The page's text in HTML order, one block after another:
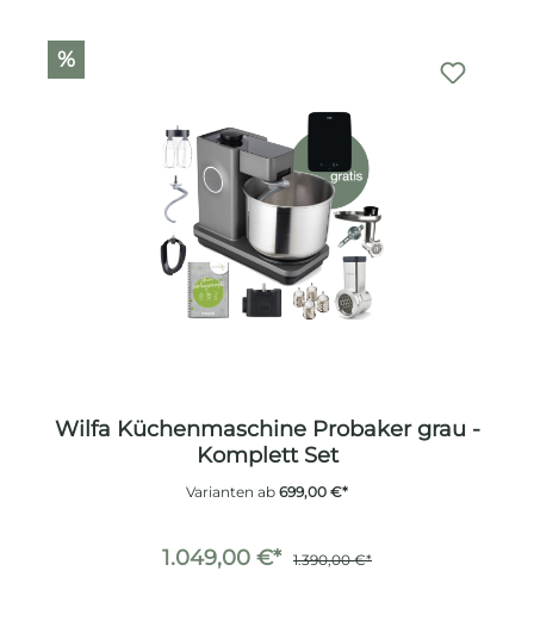
%
Wilfa Küchenmaschine Probaker grau -
Komplett Set
Varianten ab 699,00 €*
1.049,00 €* 1.390,00 €*